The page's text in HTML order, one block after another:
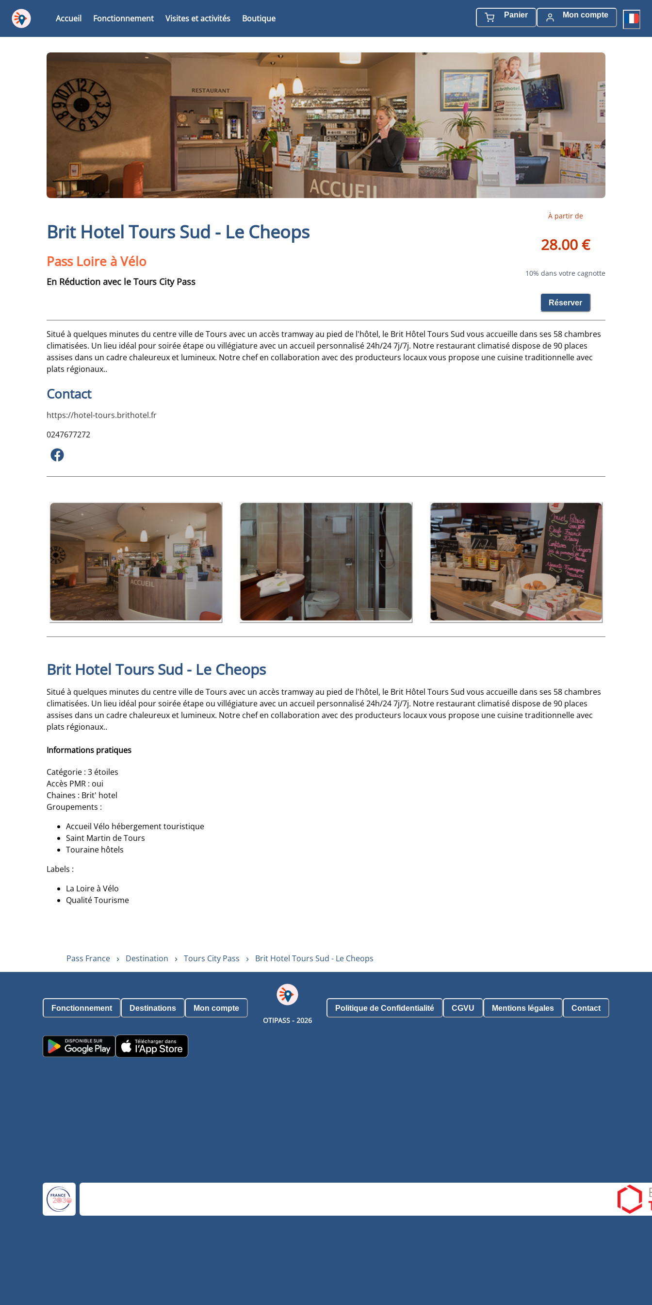
Accueil Fonctionnement Visites et activités Boutique Panier Mon compte
Brit Hotel Tours Sud - Le Cheops
Pass Loire à Vélo
En Réduction avec le Tours City Pass
À partir de
28.00 €
10% dans votre cagnotte
Réserver
Situé à quelques minutes du centre ville de Tours avec un accès tramway au pied de l'hôtel, le Brit Hôtel Tours Sud vous accueille dans ses 58 chambres
climatisées. Un lieu idéal pour soirée étape ou villégiature avec un accueil personnalisé 24h/24 7j/7j. Notre restaurant climatisé dispose de 90 places
assises dans un cadre chaleureux et lumineux. Notre chef en collaboration avec des producteurs locaux vous propose une cuisine traditionnelle avec
plats régionaux..
Contact
https://hotel-tours.brithotel.fr
0247677272
Brit Hotel Tours Sud - Le Cheops
Situé à quelques minutes du centre ville de Tours avec un accès tramway au pied de l'hôtel, le Brit Hôtel Tours Sud vous accueille dans ses 58 chambres
climatisées. Un lieu idéal pour soirée étape ou villégiature avec un accueil personnalisé 24h/24 7j/7j. Notre restaurant climatisé dispose de 90 places
assises dans un cadre chaleureux et lumineux. Notre chef en collaboration avec des producteurs locaux vous propose une cuisine traditionnelle avec
plats régionaux..
Informations pratiques
Catégorie : 3 étoiles
Accès PMR : oui
Chaines : Brit' hotel
Groupements :
Accueil Vélo hébergement touristique
Saint Martin de Tours
Touraine hôtels
Labels :
La Loire à Vélo
Qualité Tourisme
Pass France Destination Tours City Pass Brit Hotel Tours Sud - Le Cheops
Fonctionnement Destinations Mon compte
OTIPASS - 2026
Politique de Confidentialité CGVU Mentions légales Contact